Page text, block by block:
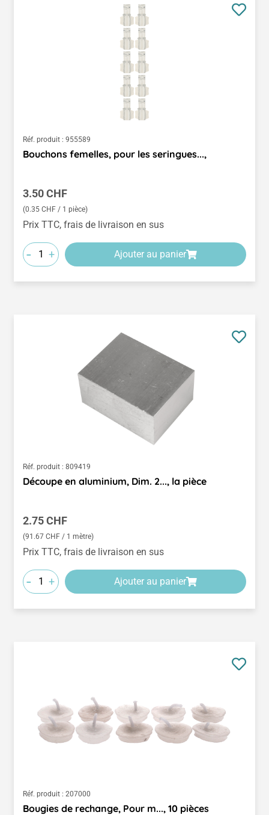
Réf. produit : 955589
Bouchons femelles, pour les seringues...,
Prix régulier :
3.50 CHF
(0.35 CHF / 1 pièce)
Prix TTC, frais de livraison en sus
- + Ajouter au panier
Réf. produit : 809419
Découpe en aluminium, Dim. 2..., la pièce
Prix régulier :
2.75 CHF
(91.67 CHF / 1 mètre)
Prix TTC, frais de livraison en sus
- + Ajouter au panier
Réf. produit : 207000
Bougies de rechange, Pour m..., 10 pièces